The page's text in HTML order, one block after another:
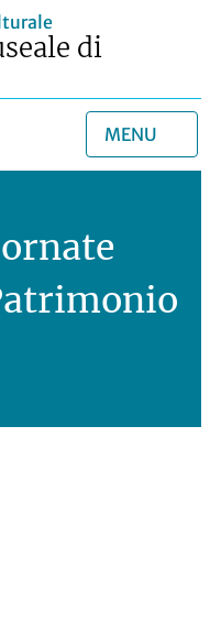
di
MENU